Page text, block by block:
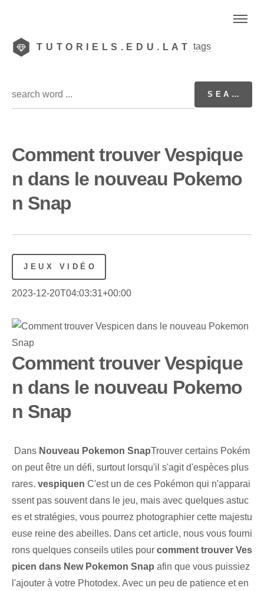
TUTORIELS.EDU.LAT tags
Comment trouver Vespique
n dans le nouveau Pokemo
n Snap
JEUX VIDÉO
2023-12-20T04:03:31+00:00
Comment trouver Vespique
n dans le nouveau Pokemo
n Snap
⁤ Dans Nouveau Pokemon SnapTrouver certains Pokém
on peut être un défi, surtout lorsqu'il s'agit d'espèces plus
rares. vespiquen C'est un de ces Pokémon qui n'apparai
ssent pas souvent dans le jeu, mais avec quelques astuc
es et stratégies, vous pourrez photographier cette majestu
euse reine des abeilles. Dans cet article, nous vous fourni
rons quelques conseils utiles pour comment trouver Ves
picen dans New Pokemon ‍Snap afin que vous puissiez
l'ajouter à votre Photodex. Avec un peu de patience et en